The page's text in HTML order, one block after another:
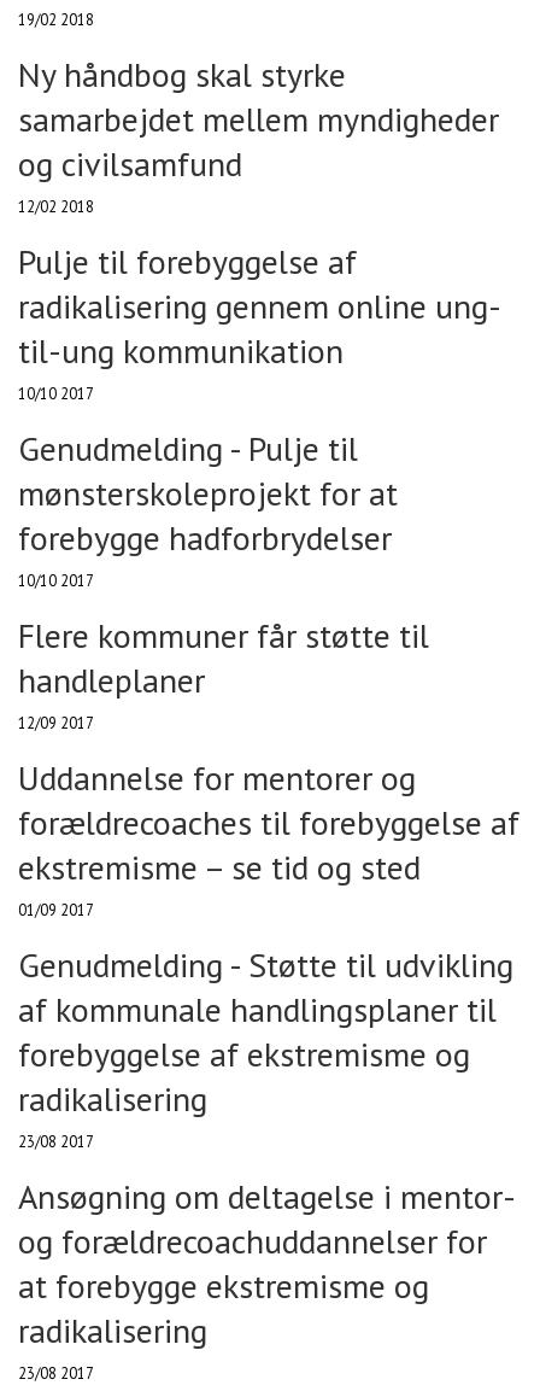
19/02 2018
Ny håndbog skal styrke
samarbejdet mellem myndigheder
og civilsamfund
12/02 2018
Pulje til forebyggelse af
radikalisering gennem online ung-
til-ung kommunikation
10/10 2017
Genudmelding - Pulje til
mønsterskoleprojekt for at
forebygge hadforbrydelser
10/10 2017
Flere kommuner får støtte til
handleplaner
12/09 2017
Uddannelse for mentorer og
forældrecoaches til forebyggelse af
ekstremisme – se tid og sted
01/09 2017
Genudmelding - Støtte til udvikling
af kommunale handlingsplaner til
forebyggelse af ekstremisme og
radikalisering
23/08 2017
Ansøgning om deltagelse i mentor-
og forældrecoachuddannelser for
at forebygge ekstremisme og
radikalisering
23/08 2017